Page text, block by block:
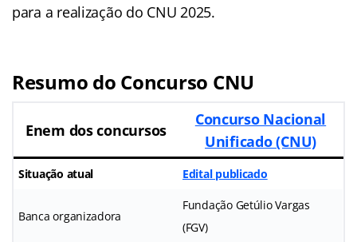
para a realização do CNU 2025.
Resumo do Concurso CNU
Enem dos concursos
Concurso Nacional
Unificado (CNU)
Situação atual Edital publicado
Banca organizadora
Fundação Getúlio Vargas
(FGV)